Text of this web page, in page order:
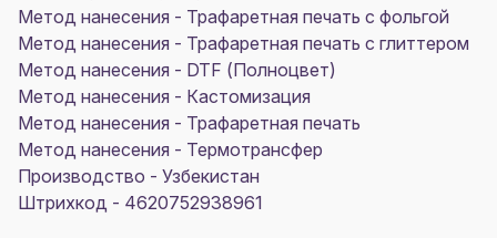
Метод нанесения - Трафаретная печать с фольгой
Метод нанесения - Трафаретная печать с глиттером
Метод нанесения - DTF (Полноцвет)
Метод нанесения - Кастомизация
Метод нанесения - Трафаретная печать
Метод нанесения - Термотрансфер
Производство - Узбекистан
Штрихкод - 4620752938961